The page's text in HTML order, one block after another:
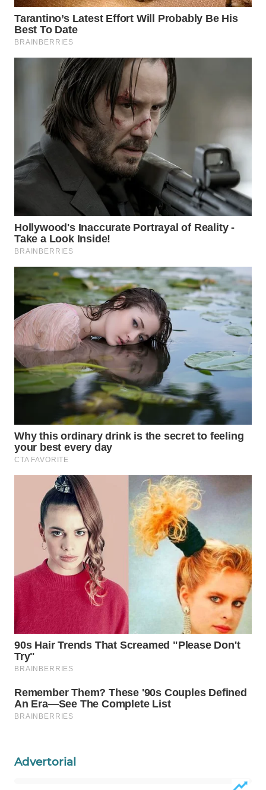
Advertorial
WN
SURABAYA
BINTAN
WN
MANDALIKA
WN
LABUANBAJO
WN
BORNEO
Wahana
Media
Group
WAHANA
NEWS
TANI
WAHANA
ADVOKAT
WAHANA
INFRASTRUKTUR
WAHANA
KONSUMEN
WAHANA
LISTRIK
WAHANA
TRAVEL
TV
WAHANANEWS